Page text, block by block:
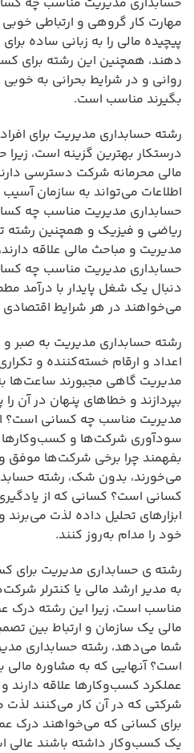
مهارت کار گروهی و ارتباطی خوبی
پیچیده مالی را به زبانی ساده
دهند، همچنین این رشته برای
روانی و در شرایط بحرانی به
بگیرند مناسب است.
رشته حسابداری مدیریت برای
درستکار بهترین گزینه است، زیرا
مالی محرمانه شرکت دسترسی
اطلاعات می‌تواند به سازمان
حسابداری مدیریت مناسب چه
ریاضی و فیزیک و همچنین رشته
مدیریت و مباحث مالی علاقه
حسابداری مدیریت مناسب چه
دنبال یک شغل پایدار با درآمد
می‌خواهند در هر شرایط اقتصادی
رشته حسابداری مدیریت به صبر و
اعداد و ارقام خسته‌کننده و تکراری
مدیریت گاهی مجبورند ساعت‌ها
بپردازند و خطاهای پنهان در آن
مدیریت مناسب چه کسانی است؟
سودآوری شرکت‌ها و کسب‌وکارها
بفهمند چرا برخی شرکت‌ها
می‌خورند، بدون شک، رشته
کسانی است؟ کسانی که از
ابزارهای تحلیل داده لذت
خود را مدام به‌روز کنند.
رشته ی حسابداری مدیریت برای
به مدیر ارشد مالی یا کنترلر
مناسب است، زیرا این رشته درک
مالی یک سازمان و ارتباط بین
شما می‌دهد، رشته حسابداری
است؟ آنهایی که به مشاوره
عملکرد کسب‌وکارها علاقه دارند
شرکتی که در آن کار می‌کنند لذت
برای کسانی که می‌خواهند درک
یک کسب‌وکار داشته باشند عالی